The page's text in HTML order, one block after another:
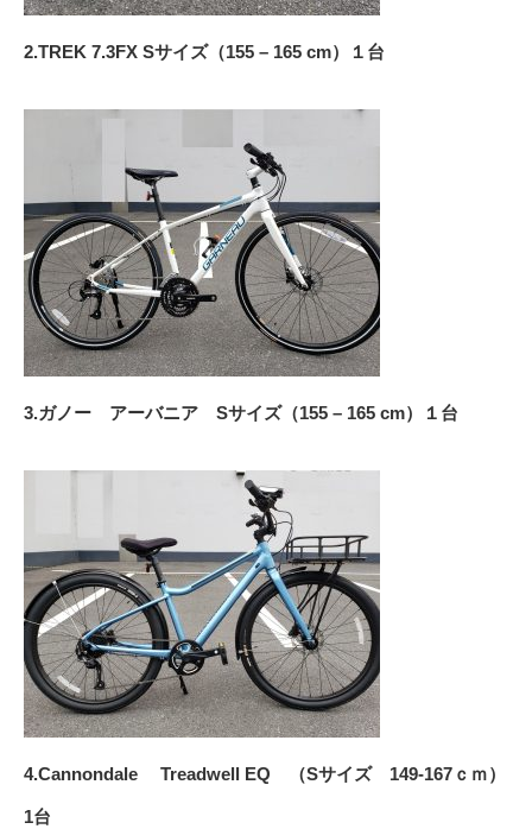
2.TREK 7.3FX Sサイズ（155 – 165 cm）１台
3.ガノー アーバニア Sサイズ（155 – 165 cm）１台
4.Cannondale Treadwell EQ （Sサイズ 149-167ｃｍ）
1台